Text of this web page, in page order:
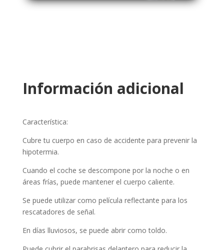
Información adicional
Característica:
Cubre tu cuerpo en caso de accidente para prevenir la
hipotermia.
Cuando el coche se descompone por la noche o en
áreas frías, puede mantener el cuerpo caliente.
Se puede utilizar como película reflectante para los
rescatadores de señal.
En días lluviosos, se puede abrir como toldo.